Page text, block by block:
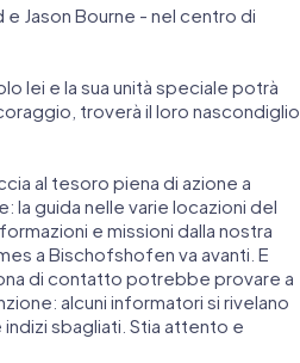
Jason Bourne - nel centro di
lei e la sua unità speciale potrà
troverà il loro nascondiglio
al tesoro piena di azione a
la guida nelle varie locazioni del
e missioni dalla nostra
a Bischofshofen va avanti. E
di contatto potrebbe provare a
alcuni informatori si rivelano
sbagliati. Stia attento e